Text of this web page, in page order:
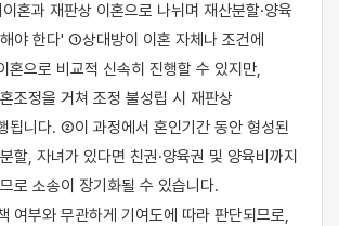
혼과 재판상 이혼으로 나뉘며 재산분할·양육
야 한다' ①상대방이 이혼 자체나 조건에
혼으로 비교적 신속히 진행할 수 있지만,
조정을 거쳐 조정 불성립 시 재판상
됩니다. ②이 과정에서 혼인기간 동안 형성된
할, 자녀가 있다면 친권·양육권 및 양육비까지
로 소송이 장기화될 수 있습니다.
여부와 무관하게 기여도에 따라 판단되므로,